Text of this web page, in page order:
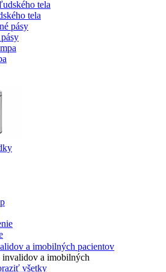
tela
a imobilných pacientov
invalidov a imobilných
všetky